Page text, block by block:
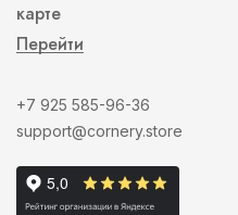
карте
Перейти
+7 925 585-96-36
support@cornery.store